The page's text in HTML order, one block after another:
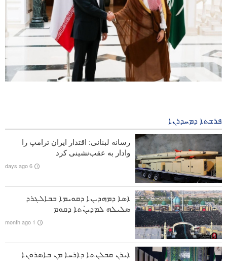
ܐܓܪܬܐ ܕܐܝܬ ܐܠܠܗ ܚܢܥܥܝ ܒܘܬ ܣܗܕܘܬܐ ܕܕܪܝܐܒܐܢ ܬܢܓܣܝܪܝ
ܟܬܒܼܐ ܕ300 ܡܩܤܝܢܐ ܕܒܝܬ- ܨܘܒܐ ܕܕܘܢܝܐ ܩܐ ܓܘܬܪܫ ܒܘܬ
ܡܗܟܡܬܐ ܕܢܫܪܬܐ ܥܠ ܓܼܙܗ
ܙܝܕܬܐ ܕܡܢܝܢܐ ܕܣܗܕܐ ܘ ܕܪܒܢܐ ܕܓܙܗ
ܘܝܕܥܘ |
ܟܢܘܫܝܐ ܕܨܘܪܝܬܐ̈- ܝܬܝܒܼܬܐ ܛܒܝܬܐ ܕܡܗܕܝܢܐ ܕܚܣܝܪܘܝܬܐ
ܬܘܛܝܬܢܝܐ
ܦܪܫܬܐ ܕܡܚܕܪܢܐ
رسانه لبنانی: اقتدار ایران ترامپ را
وادار به عقب‌نشینی کرد
6 days ago
ܐܣܐ ܕܡܗܕܝܢܐ ܕܩܘܝܡܐ ܒܒܐܠܓܪܕ
ܣܠܝܠܗ ܠܡܕܝܢܰܬܐ ܕܩܘܡ
1 month ago
ܐܝܪܢ ܩܒܠܢܬܐ ܕܐܪܚܐ ܡܢ ܒܐܣܪܘܢܐ